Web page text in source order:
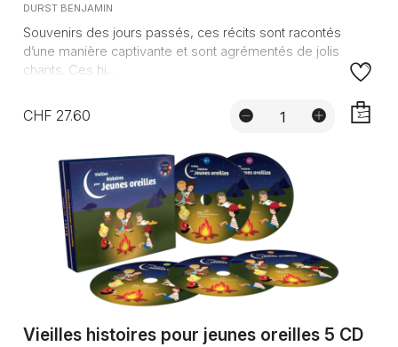
DURST BENJAMIN
Souvenirs des jours passés, ces récits sont racontés
d’une manière captivante et sont agrémentés de jolis
chants. Ces hi...
CHF 27.60
Vieilles histoires pour jeunes oreilles 5 CD